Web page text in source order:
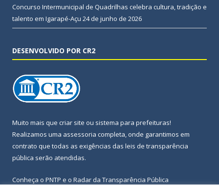
Concurso Intermunicipal de Quadrilhas celebra cultura, tradição e
talento em Igarapé-Açu 24 de junho de 2026
DESENVOLVIDO POR CR2
Muito mais que criar site ou sistema para prefeituras!
Realizamos uma assessoria completa, onde garantimos em
contrato que todas as exigências das leis de transparência
pública serão atendidas.
Conheça o PNTP e o Radar da Transparência Pública